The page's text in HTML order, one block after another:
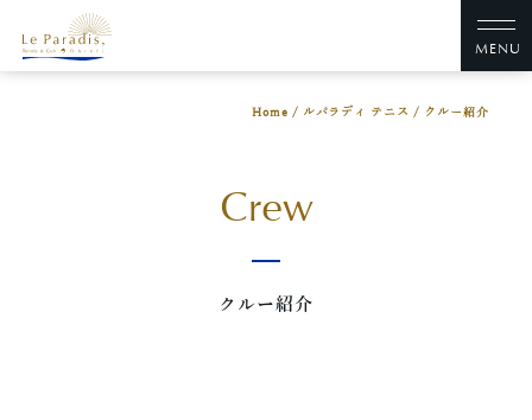
MENU
Home / ルパラディ テニス / クルー紹介
Crew
クルー紹介